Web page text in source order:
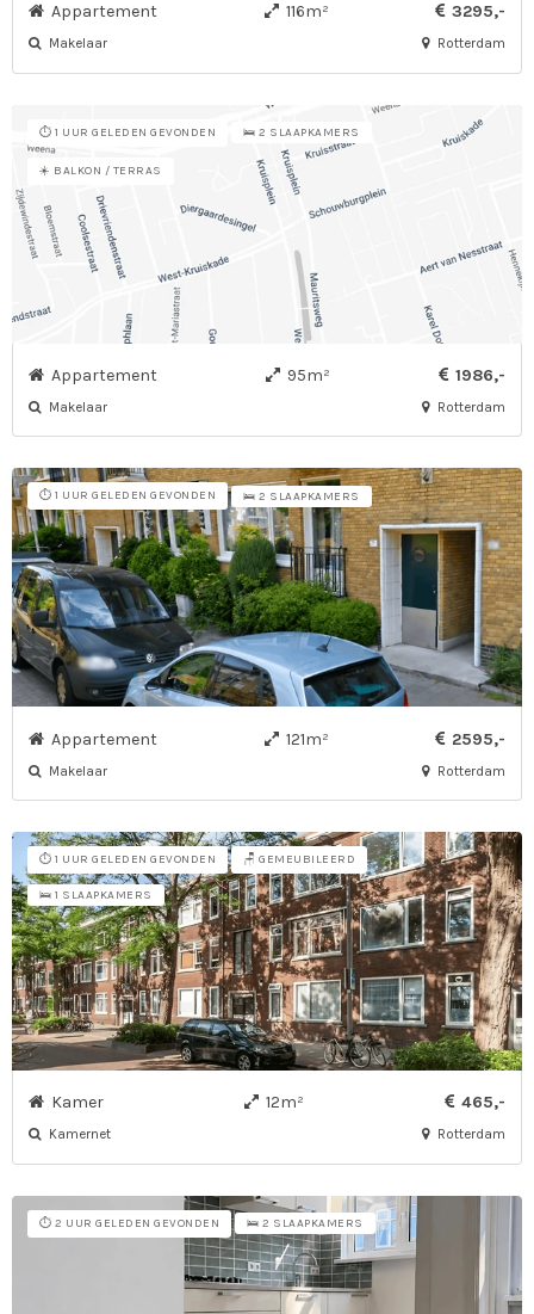
Appartement 116m² 3295,-
Makelaar Rotterdam
⏱️ 1 UUR GELEDEN GEVONDEN 🛌 2 SLAAPKAMERS
☀️ BALKON / TERRAS
Appartement 95m² 1986,-
Makelaar Rotterdam
⏱️ 1 UUR GELEDEN GEVONDEN 🛌 2 SLAAPKAMERS
Appartement 121m² 2595,-
Makelaar Rotterdam
⏱️ 1 UUR GELEDEN GEVONDEN 🪑 GEMEUBILEERD
🛌 1 SLAAPKAMERS
Kamer 12m² 465,-
Kamernet Rotterdam
⏱️ 2 UUR GELEDEN GEVONDEN 🛌 2 SLAAPKAMERS